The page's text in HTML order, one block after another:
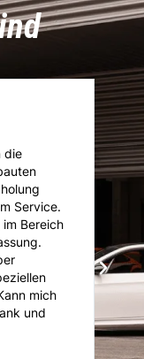
die
Service.
Bereich
mich
und
★